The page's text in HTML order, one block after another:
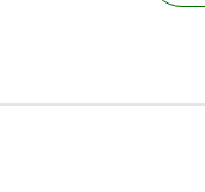
å bli bedre!